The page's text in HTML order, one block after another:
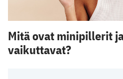
Mitä ovat minipillerit
vaikuttavat?